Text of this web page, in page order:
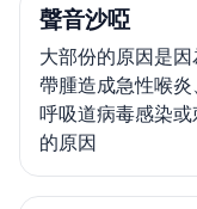
聲音沙啞
大部份的原因是因
帶腫造成急性喉炎
呼吸道病毒感染或
的原因